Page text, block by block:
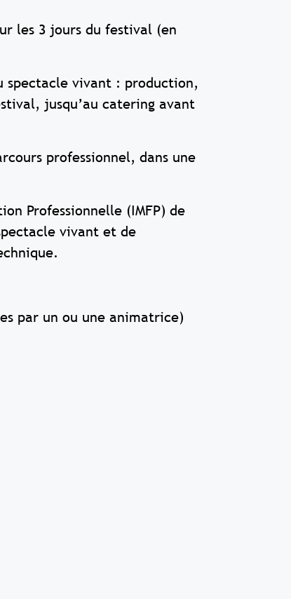
les 3 jours du festival (en
spectacle vivant : production,
jusqu’au catering avant
professionnel, dans une
Professionnelle (IMFP) de
vivant et de
par un ou une animatrice)